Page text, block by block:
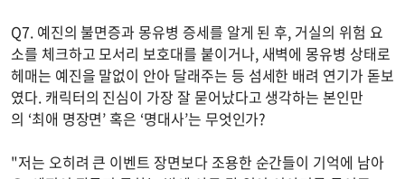
Q7. 예진의 불면증과 몽유병 증세를 알게 된 후, 거실의 위험 요
소를 체크하고 모서리 보호대를 붙이거나, 새벽에 몽유병 상태로
헤매는 예진을 말없이 안아 달래주는 등 섬세한 배려 연기가 돋보
였다. 캐릭터의 진심이 가장 잘 묻어났다고 생각하는 본인만
의 ‘최애 명장면’ 혹은 ‘명대사’는 무엇인가?
"저는 오히려 큰 이벤트 장면보다 조용한 순간들이 기억에 남아